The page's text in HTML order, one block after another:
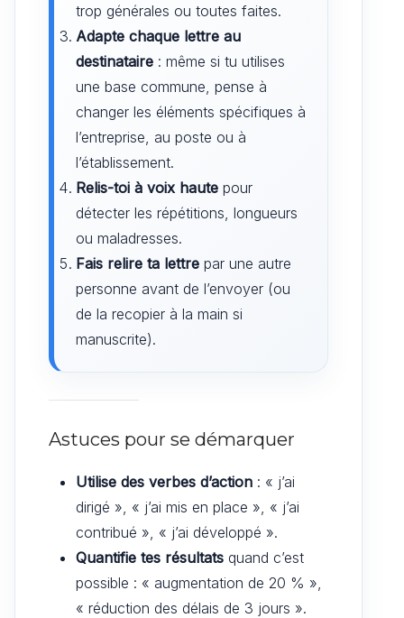
trop générales ou toutes faites.
Adapte chaque lettre au
destinataire : même si tu utilises
une base commune, pense à
changer les éléments spécifiques à
l’entreprise, au poste ou à
l’établissement.
Relis-toi à voix haute pour
détecter les répétitions, longueurs
ou maladresses.
Fais relire ta lettre par une autre
personne avant de l’envoyer (ou
de la recopier à la main si
manuscrite).
Astuces pour se démarquer
Utilise des verbes d’action : « j’ai
dirigé », « j’ai mis en place », « j’ai
contribué », « j’ai développé ».
Quantifie tes résultats quand c’est
possible : « augmentation de 20 % »,
« réduction des délais de 3 jours ».